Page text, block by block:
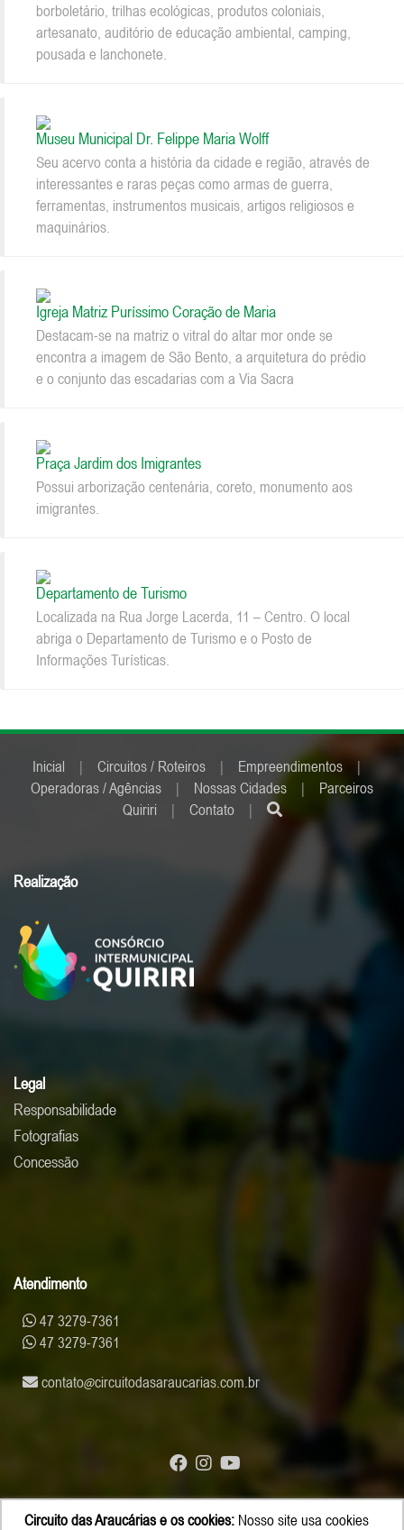
borboletário, trilhas ecológicas, produtos coloniais,
artesanato, auditório de educação ambiental, camping,
pousada e lanchonete.
Museu Municipal Dr. Felippe Maria Wolff
Seu acervo conta a história da cidade e região, através de
interessantes e raras peças como armas de guerra,
ferramentas, instrumentos musicais, artigos religiosos e
maquinários.
Igreja Matriz Puríssimo Coração de Maria
Destacam-se na matriz o vitral do altar mor onde se
encontra a imagem de São Bento, a arquitetura do prédio
e o conjunto das escadarias com a Via Sacra
Praça Jardim dos Imigrantes
Possui arborização centenária, coreto, monumento aos
imigrantes.
Departamento de Turismo
Localizada na Rua Jorge Lacerda, 11 – Centro. O local
abriga o Departamento de Turismo e o Posto de
Informações Turísticas.
Inicial | Circuitos / Roteiros | Empreendimentos
|
Operadoras / Agências
| Nossas Cidades |
Parceiros
Quiriri
| Contato |
Realização
Legal
Responsabilidade
Fotografias
Concessão
Atendimento
47 3279-7361
47 3279-7361
contato circuitodasaraucarias.com.br
© Copyright 2026 - Circuito das Araucárias
Circuito das Araucárias e os cookies: Nosso site usa cookies